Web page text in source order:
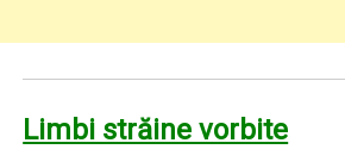
Limbi străine vorbite